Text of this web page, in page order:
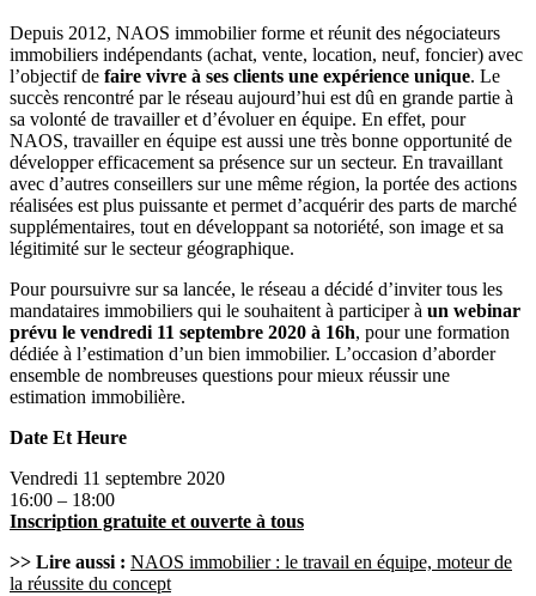
Depuis 2012, NAOS immobilier forme et réunit des négociateurs
immobiliers indépendants (achat, vente, location, neuf, foncier) avec
l’objectif de faire vivre à ses clients une expérience unique. Le
succès rencontré par le réseau aujourd’hui est dû en grande partie à
sa volonté de travailler et d’évoluer en équipe. En effet, pour
NAOS, travailler en équipe est aussi une très bonne opportunité de
développer efficacement sa présence sur un secteur. En travaillant
avec d’autres conseillers sur une même région, la portée des actions
réalisées est plus puissante et permet d’acquérir des parts de marché
supplémentaires, tout en développant sa notoriété, son image et sa
légitimité sur le secteur géographique.
Pour poursuivre sur sa lancée, le réseau a décidé d’inviter tous les
mandataires immobiliers qui le souhaitent à participer à un webinar
prévu le vendredi 11 septembre 2020 à 16h, pour une formation
dédiée à l’estimation d’un bien immobilier. L’occasion d’aborder
ensemble de nombreuses questions pour mieux réussir une
estimation immobilière.
Date Et Heure
Vendredi 11 septembre 2020
16:00 – 18:00
Inscription gratuite et ouverte à tous
>> Lire aussi : NAOS immobilier : le travail en équipe, moteur de
la réussite du concept